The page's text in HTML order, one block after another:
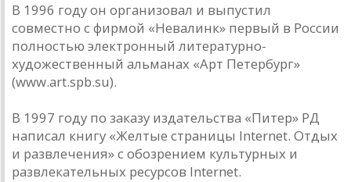
В 1996 году он организовал и выпустил
совместно с фирмой «Невалинк» первый в России
полностью электронный литературно-
художественный альманах «Арт Петербург»
(www.art.spb.su).
В 1997 году по заказу издательства «Питер» РД
написал книгу «Желтые страницы Internet. Отдых
и развлечения» с обозрением культурных и
развлекательных ресурсов Internet.